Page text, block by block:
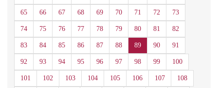
65 66 67 68 69 70 71 72 73
74 75 76 77 78 79 80 81 82
83 84 85 86 87 88 89 90 91
92 93 94 95 96 97 98 99 100
101 102 103 104 105 106 107 108